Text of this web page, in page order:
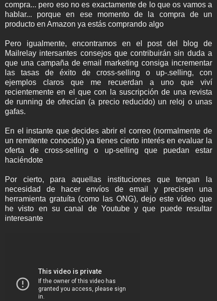
compra... pero eso no es exactamente de lo que os vamos a
hablar... porque en ese momento de la compra de un
producto en Amazon ya estás comprando algo
Pero igualmente, encontramos en el post del blog de
Mailrelay intersantes consejos que contribuirán sin duda a
que una campaña de email marketing consiga incrementar
las tasas de éxito de cross-selling o up-.selling, con
ejemplos claros que me recuerdan a uno que viví
recientemente en el que con la suscripción de una revista
de running de ofrecían (a precio reducido) un reloj o unas
gafas.
En el instante que decides abrir el correo (normalmente de
un remitente conocido) ya tienes cierto interés en evaluar la
oferta de cross-selling o up-selling que puedan estar
haciéndote
Por cierto, para aquellas instituciones que tengan la
necesidad de hacer envíos de email y precisen una
herramienta gratuíta (como las ONG), dejo este vídeo que
he visto en su canal de Youtube y que puede resultar
interesante